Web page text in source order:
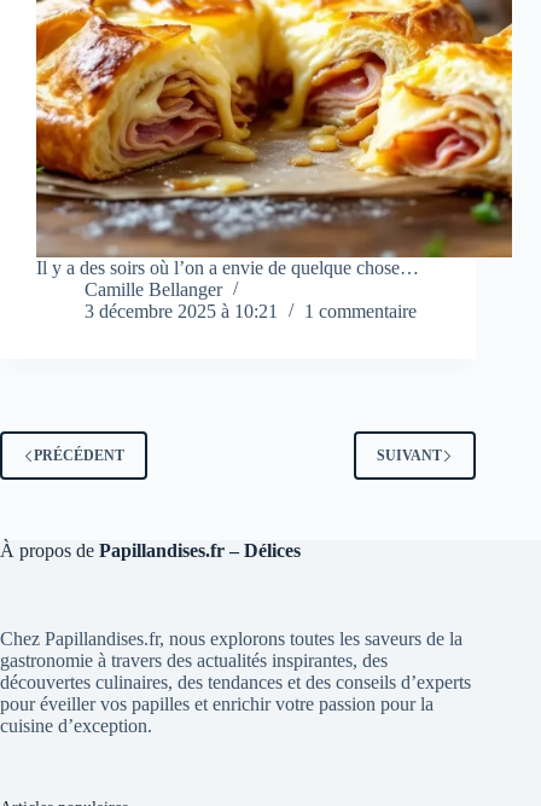
Il y a des soirs où l’on a envie de quelque chose…
Camille Bellanger
3 décembre 2025 à 10:21
1 commentaire
PRÉCÉDENT SUIVANT
À propos de Papillandises.fr – Délices
Chez Papillandises.fr, nous explorons toutes les saveurs de la
gastronomie à travers des actualités inspirantes, des
découvertes culinaires, des tendances et des conseils d’experts
pour éveiller vos papilles et enrichir votre passion pour la
cuisine d’exception.